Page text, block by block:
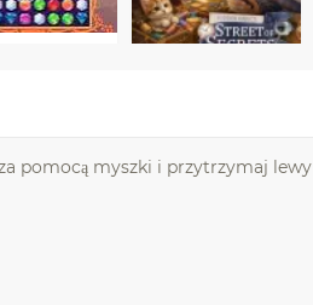
pomocą myszki i przytrzymaj lewy